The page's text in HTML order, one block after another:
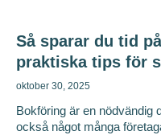
Så sparar du tid
praktiska tips för
oktober 30, 2025
Bokföring är en nödvändig
också något många